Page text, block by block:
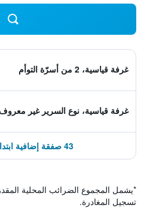
غرفة قياسية، 2 من أسرّة التوأم
غرفة قياسية، نوع السرير غير معروف
43 صفقة إضافية ابتداءً من 445 ﷼
*يشمل المجموع الضرائب المحلية
تسجيل المغادرة.